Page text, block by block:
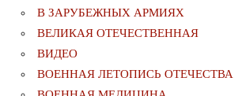
В ЗАРУБЕЖНЫХ АРМИЯХ
ВЕЛИКАЯ ОТЕЧЕСТВЕННАЯ
ВИДЕО
ВОЕННАЯ ЛЕТОПИСЬ ОТЕЧЕСТВА